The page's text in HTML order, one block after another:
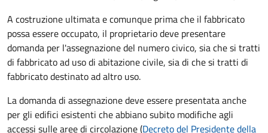
A costruzione ultimata e comunque prima che il fabbricato
possa essere occupato, il proprietario deve presentare
domanda per l'assegnazione del numero civico, sia che si tratti
di fabbricato ad uso di abitazione civile, sia di che si tratti di
fabbricato destinato ad altro uso.
La domanda di assegnazione deve essere presentata anche
per gli edifici esistenti che abbiano subito modifiche agli
accessi sulle aree di circolazione (Decreto del Presidente della